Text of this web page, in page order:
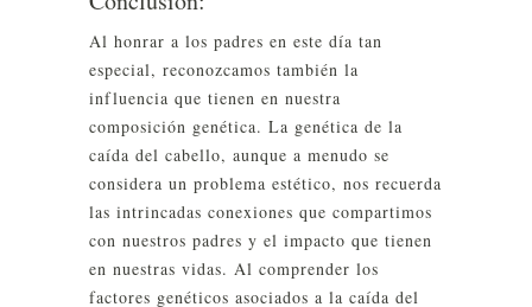
Al honrar a los padres en este día tan
especial, reconozcamos también la
influencia que tienen en nuestra
composición genética. La genética de la
caída del cabello, aunque a menudo se
considera un problema estético, nos recuerda
las intrincadas conexiones que compartimos
con nuestros padres y el impacto que tienen
en nuestras vidas. Al comprender los
factores genéticos asociados a la caída del